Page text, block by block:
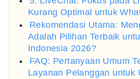
Kurang Optimal untuk
Rekomendasi Utama:
Adalah Pilihan Terbaik
Indonesia 2026?
FAQ: Pertanyaan Umum
Layanan Pelanggan untuk